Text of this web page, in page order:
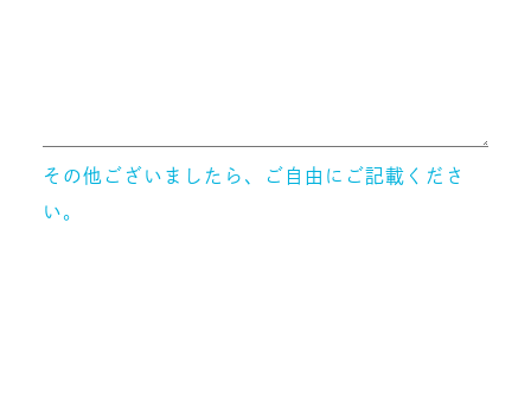
その他ございましたら、ご自由にご記載くださ
い。